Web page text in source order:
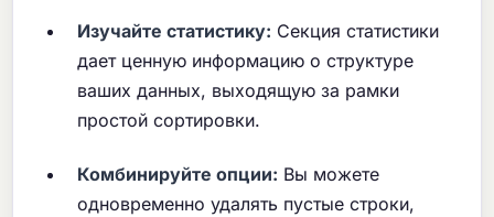
Изучайте статистику: Секция статистики
дает ценную информацию о структуре
ваших данных, выходящую за рамки
простой сортировки.
Комбинируйте опции: Вы можете
одновременно удалять пустые строки,